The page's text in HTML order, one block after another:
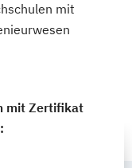
mit
mit Zertifikat